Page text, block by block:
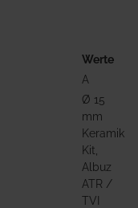
Werte
A
Ø 15
mm
Keramik
Kit,
Albuz
ATR /
TVI